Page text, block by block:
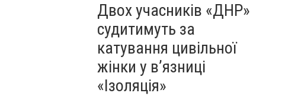
Двох учасників «ДНР»
судитимуть за
катування цивільної
жінки у в’язниці
«Ізоляція»